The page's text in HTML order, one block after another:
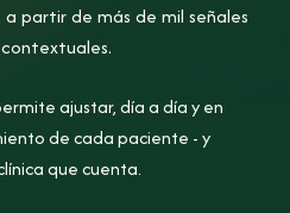
partir de más de mil señales
ajustar, día a día y en
de cada paciente - y
que cuenta.